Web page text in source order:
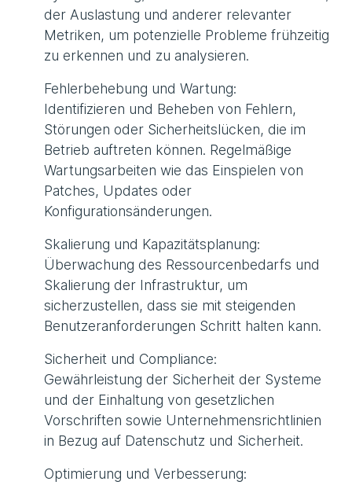
der Auslastung und anderer relevanter
Metriken, um potenzielle Probleme frühzeitig
zu erkennen und zu analysieren.
Fehlerbehebung und Wartung:
Identifizieren und Beheben von Fehlern,
Störungen oder Sicherheitslücken, die im
Betrieb auftreten können. Regelmäßige
Wartungsarbeiten wie das Einspielen von
Patches, Updates oder
Konfigurationsänderungen.
Skalierung und Kapazitätsplanung:
Überwachung des Ressourcenbedarfs und
Skalierung der Infrastruktur, um
sicherzustellen, dass sie mit steigenden
Benutzeranforderungen Schritt halten kann.
Sicherheit und Compliance:
Gewährleistung der Sicherheit der Systeme
und der Einhaltung von gesetzlichen
Vorschriften sowie Unternehmensrichtlinien
in Bezug auf Datenschutz und Sicherheit.
Optimierung und Verbesserung: